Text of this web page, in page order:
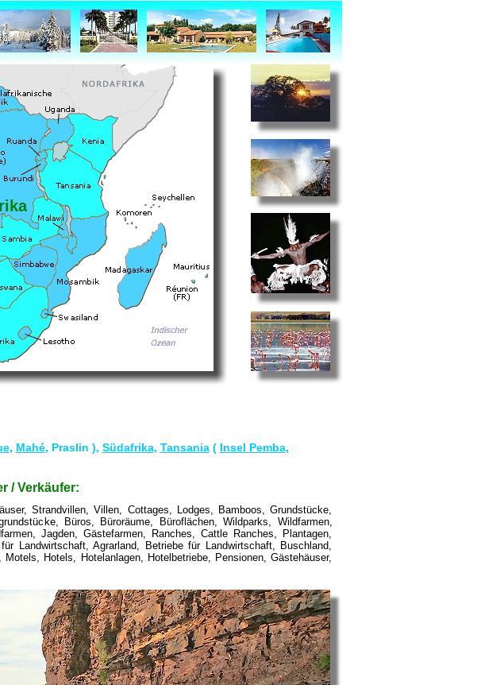
, Mahé, Praslin ), Südafrika, Tansania( Insel Pemba,
Strandvillen, Villen, Cottages, Lodges, Bamboos, Grundstücke,
Büros, Büroräume, Büroflächen, Wildparks, Wildfarmen,
Jagden, Gästefarmen, Ranches, Cattle Ranches, Plantagen,
Landwirtschaft, Agrarland, Betriebe für Landwirtschaft, Buschland,
Hotels, Hotelanlagen, Hotelbetriebe, Pensionen, Gästehäuser,
/ Verkäufer: